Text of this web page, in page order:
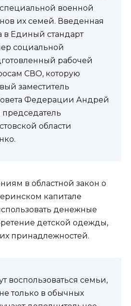
военной
их семей. Введенная
в Единый стандарт
социальной
рабочей
СВО, которую
заместитель
Федерации Андрей
председатель
области
в областной закон о
капитале
денежные
детской одежды,
принадлежностей.
воспользоваться семьи,
только в обычных